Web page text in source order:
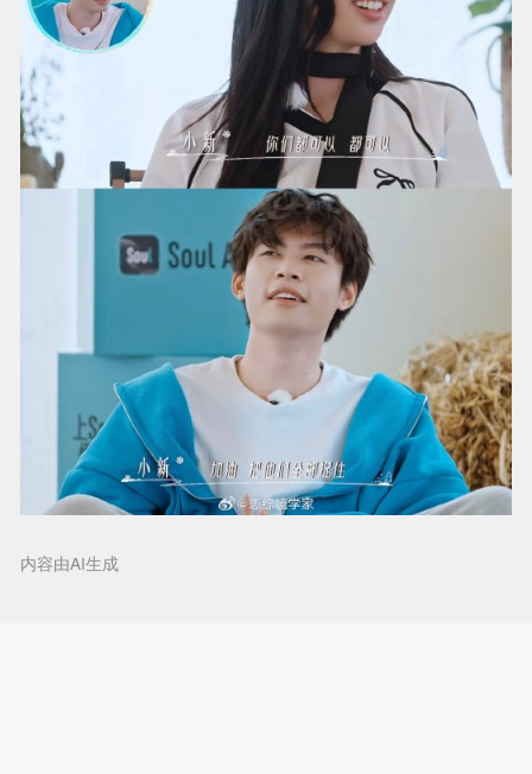
内容由AI生成